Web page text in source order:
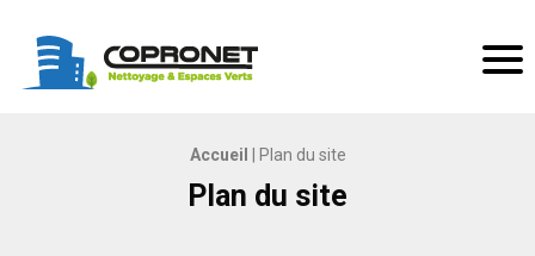
Copronet Nettoyage & espaces verts
Accueil Plan du site
Plan du site